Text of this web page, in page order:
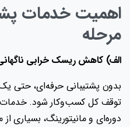
اهمیت خدمات
مرحله
الف) کاهش ریسک خرابی
بدون پشتیبانی حرفه‌ای، حتی
توقف کل کسب‌وکار شود. خدمات
دوره‌ای و مانیتورینگ، بسیاری